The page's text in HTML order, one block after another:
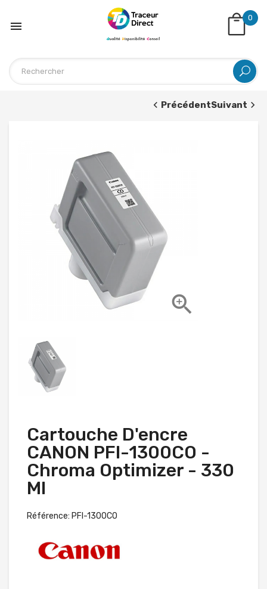

0
PrécédentSuivant

Cartouche D'encre
CANON PFI-1300CO -
Chroma Optimizer - 330
Ml
Référence: PFI-1300CO